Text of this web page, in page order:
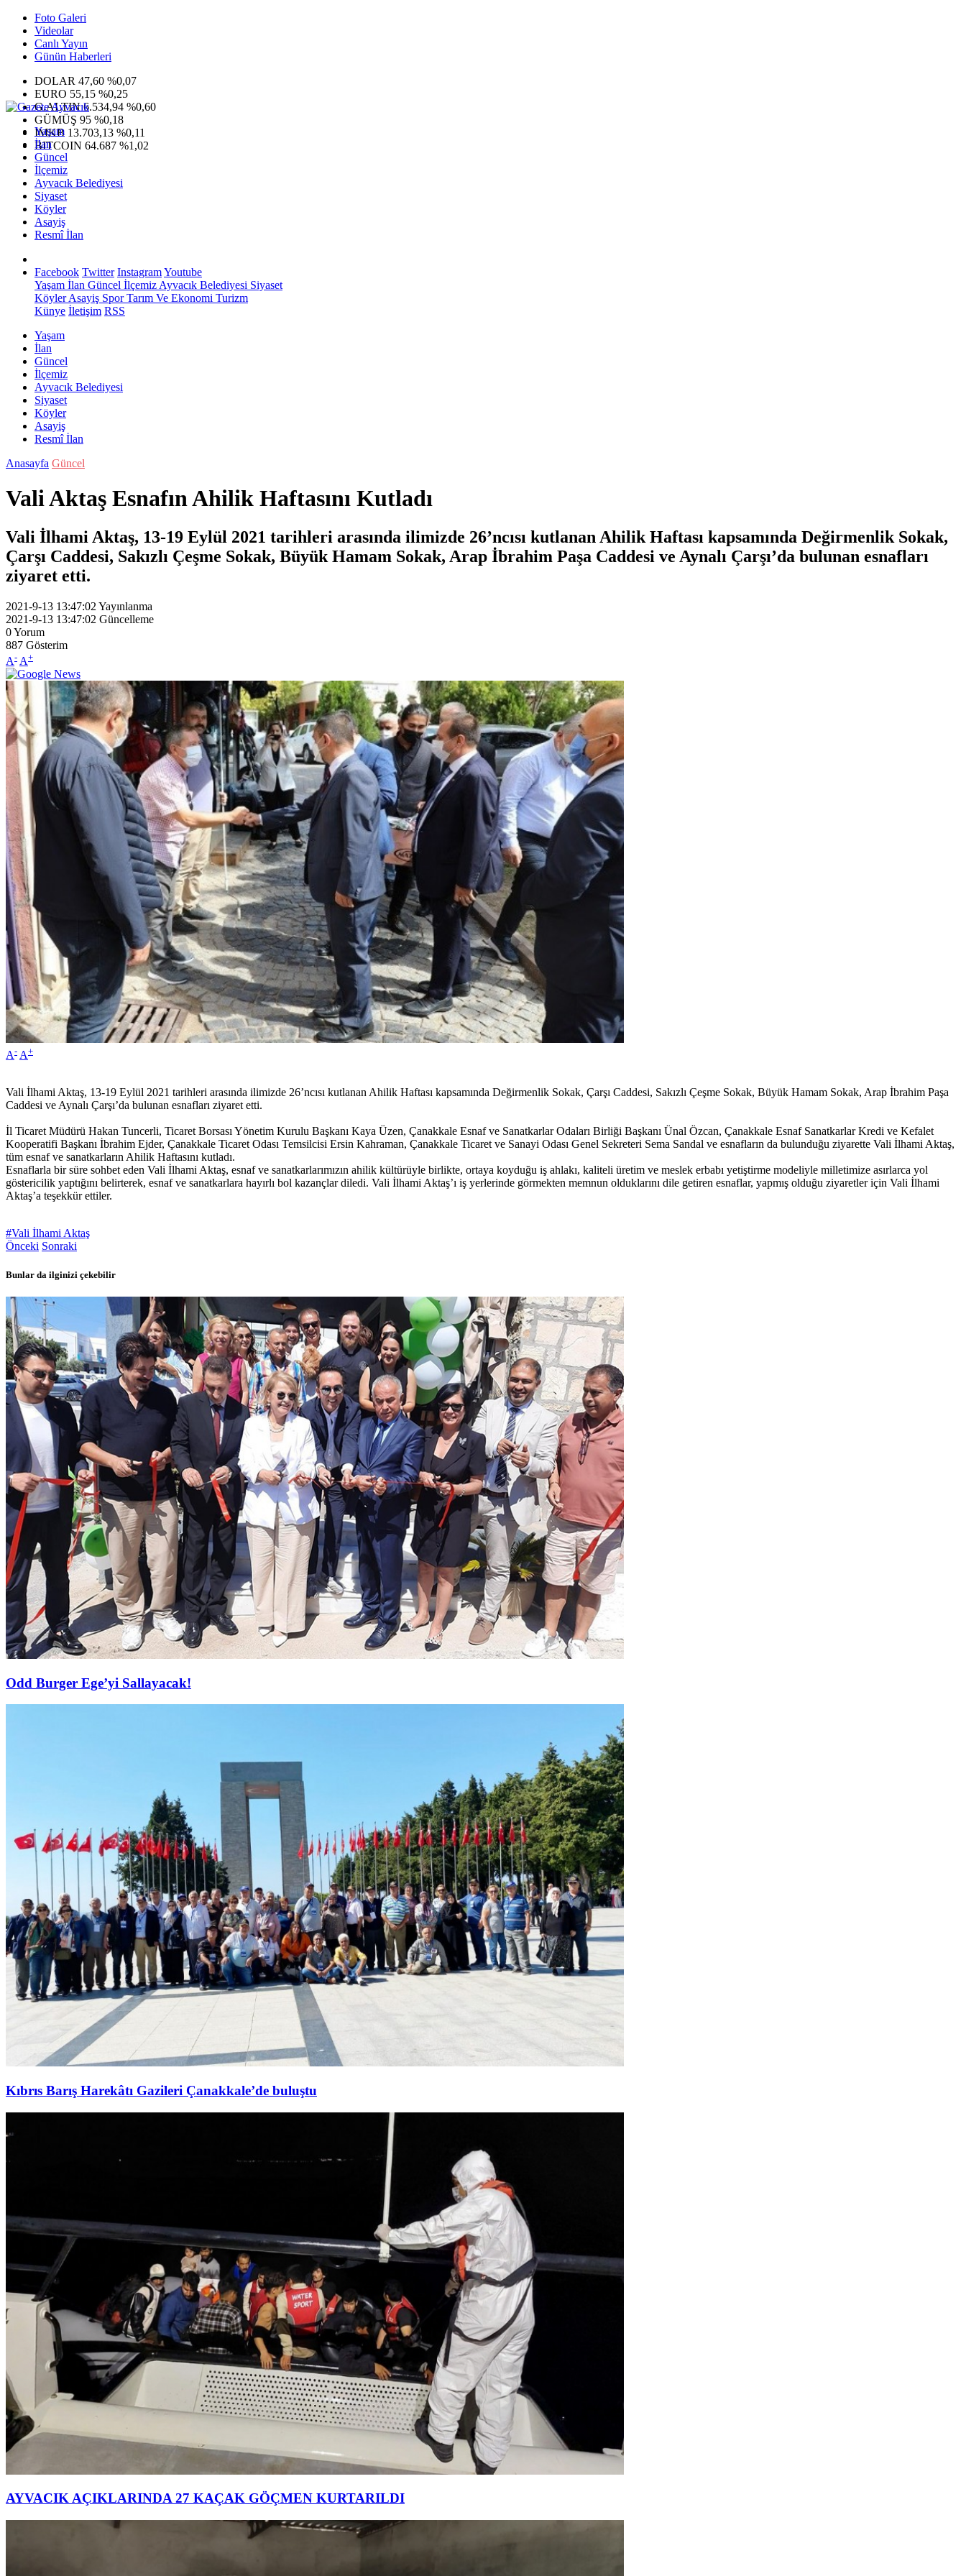
Foto Galeri
Videolar
Canlı Yayın
Günün Haberleri
DOLAR 47,60 %0,07
EURO 55,15 %0,25
G.ALTIN6.534,94 %0,60
GÜMÜŞ 95 %0,18
IMKB 13.703,13 %0,11
BITCOIN 64.687 %1,02
Yaşam
İlan
Güncel
İlçemiz
Ayvacık Belediyesi
Siyaset
Köyler
Asayiş
Resmî İlan
Facebook Twitter InstagramYoutube
Yaşam İlan Güncel İlçemiz Ayvacık Belediyesi Siyaset
KöylerAsayiş SporTarım Ve Ekonomi Turizm
Künye İletişim RSS
Yaşam
İlan
Güncel
İlçemiz
Ayvacık Belediyesi
Siyaset
Köyler
Asayiş
Resmî İlan
Anasayfa Güncel
Vali Aktaş Esnafın Ahilik Haftasını Kutladı
Vali İlhami Aktaş, 13-19 Eylül 2021 tarihleri arasında ilimizde 26’ncısı kutlanan Ahilik Haftası kapsamında Değirmenlik Sokak,
Çarşı Caddesi, Sakızlı Çeşme Sokak, Büyük Hamam Sokak, Arap İbrahim Paşa Caddesi ve Aynalı Çarşı’da bulunan esnafları
ziyaret etti.
2021-9-13 13:47:02 Yayınlanma
2021-9-13 13:47:02 Güncelleme
0Yorum
887 Gösterim
A- A+
A- A+
Vali İlhami Aktaş, 13-19 Eylül 2021 tarihleri arasında ilimizde 26’ncısı kutlanan Ahilik Haftası kapsamında Değirmenlik Sokak, Çarşı Caddesi, Sakızlı Çeşme Sokak, Büyük Hamam Sokak, Arap İbrahim Paşa
Caddesi ve Aynalı Çarşı’da bulunan esnafları ziyaret etti.
İl Ticaret Müdürü Hakan Tuncerli, Ticaret Borsası Yönetim Kurulu Başkanı Kaya Üzen, Çanakkale Esnaf ve Sanatkarlar Odaları Birliği Başkanı Ünal Özcan, Çanakkale Esnaf Sanatkarlar Kredi ve Kefalet
Kooperatifi Başkanı İbrahim Ejder, Çanakkale Ticaret Odası Temsilcisi Ersin Kahraman, Çanakkale Ticaret ve Sanayi Odası Genel Sekreteri Sema Sandal ve esnafların da bulunduğu ziyarette Vali İlhami Aktaş,
tüm esnaf ve sanatkarların Ahilik Haftasını kutladı.
Esnaflarla bir süre sohbet eden Vali İlhami Aktaş, esnaf ve sanatkarlarımızın ahilik kültürüyle birlikte, ortaya koyduğu iş ahlakı, kaliteli üretim ve meslek erbabı yetiştirme modeliyle milletimize asırlarca yol
göstericilik yaptığını belirterek, esnaf ve sanatkarlara hayırlı bol kazançlar diledi. Vali İlhami Aktaş’ı iş yerlerinde görmekten memnun olduklarını dile getiren esnaflar, yapmış olduğu ziyaretler için Vali İlhami
Aktaş’a teşekkür ettiler.
#Vali İlhami Aktaş
Önceki Sonraki
Bunlar da ilginizi çekebilir
Odd Burger Ege’yi Sallayacak!
Kıbrıs Barış Harekâtı Gazileri Çanakkale’de buluştu
AYVACIK AÇIKLARINDA 27 KAÇAK GÖÇMEN KURTARILDI